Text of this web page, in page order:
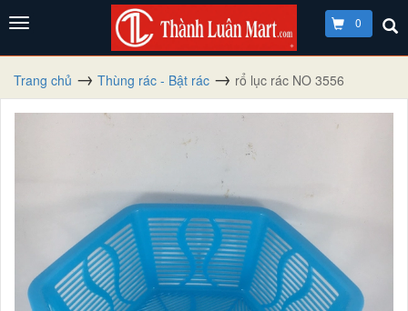
0
Trang chủ Thùng rác - Bật rác rổ lục rác NO 3556